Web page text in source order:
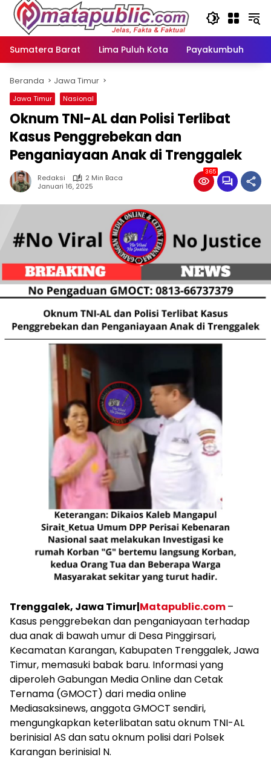
Langsung
konten
Sumatera Barat
Lima Puluh Kota Payakumbuh
Beranda Jawa Timur
Jawa Timur Nasional
Oknum TNI-AL dan Polisi Terlibat
Kasus Penggrebekan dan
Penganiayaan Anak di Trenggalek
Redaksi
2 Min Baca
Januari 16, 2025
365
Trenggalek, Jawa Timur|Matapublic.com–
Kasus penggrebekan dan penganiayaan terhadap
dua anak di bawah umur di Desa Pinggirsari,
Kecamatan Karangan, Kabupaten Trenggalek, Jawa
Timur, memasuki babak baru. Informasi yang
diperoleh Gabungan Media Online dan Cetak
Ternama (GMOCT) dari media online
Mediasaksinews, anggota GMOCT sendiri,
mengungkapkan keterlibatan satu oknum TNI-AL
berinisial AS dan satu oknum polisi dari Polsek
Karangan berinisial N.